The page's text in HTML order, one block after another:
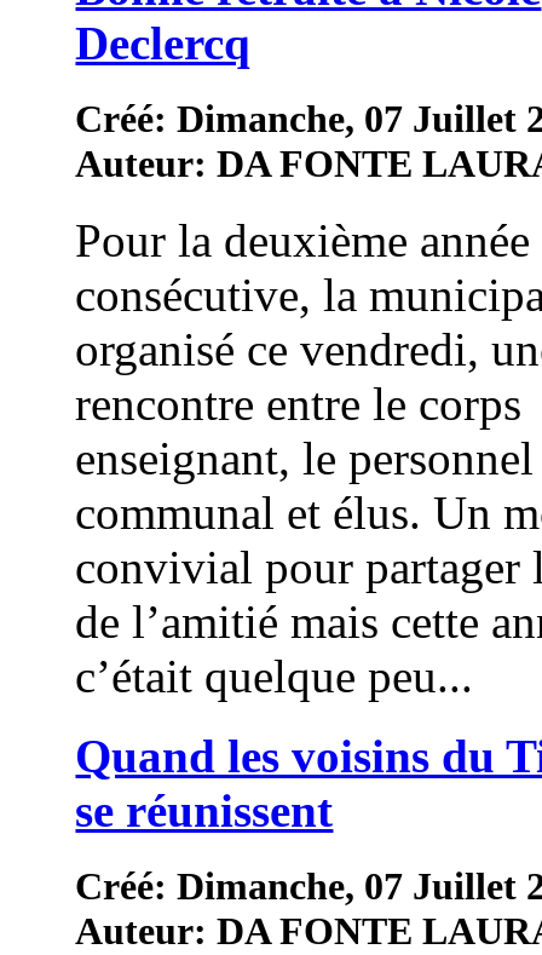
Declercq
Créé: Dimanche, 07 Juillet
Auteur: DA FONTE
Pour la deuxième année
consécutive, la
organisé ce vendredi,
rencontre entre le corps
enseignant, le personnel
communal et élus. Un
convivial pour partager
de l’amitié mais cette
c’était quelque peu...
Quand les voisins du
se réunissent
Créé: Dimanche, 07 Juillet
Auteur: DA FONTE